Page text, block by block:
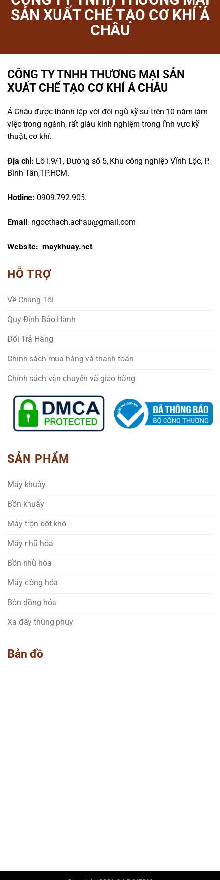
SẢN XUẤT CHẾ TẠO CƠ KHÍ Á
CHÂU
CÔNG TY TNHH THƯƠNG MẠI SẢN
XUẤT CHẾ TẠO CƠ KHÍ Á CHÂU
Á Châu được thành lập với đội ngũ kỹ sư trên 10 năm làm
việc trong ngành, rất giàu kinh nghiệm trong lĩnh vực kỹ
thuật, cơ khí.
Địa chỉ: Lô I.9/1, Đường số 5, Khu công nghiệp Vĩnh Lộc, P.
Bình Tân,TP.HCM.
Hotline: 0909.792.905.
Email: ngocthach.achau@gmail.com
Website: maykhuay.net
HỖ TRỢ
Về Chúng Tôi
Quy Định Bảo Hành
Đổi Trả Hàng
Chính sách mua hàng và thanh toán
Chính sách vận chuyển và giao hàng
SẢN PHẨM
Máy khuấy
Bồn khuấy
Máy trộn bột khô
Máy nhũ hóa
Bồn nhũ hóa
Máy đồng hóa
Bồn đồng hóa
Xa đẩy thùng phuy
Bản đồ